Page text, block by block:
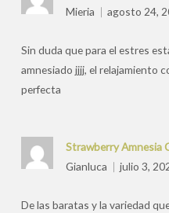
Mieria
agosto 24,
Sin duda que para el estres
amnesiado jjjj, el relajamiento
perfecta
Strawberry Amnesia
Gianluca
julio 3,
De las baratas y la variedad